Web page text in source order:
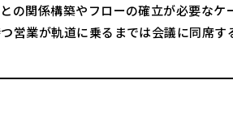
の関係構築やフローの確立が必要なケ
営業が軌道に乗るまでは会議に同席